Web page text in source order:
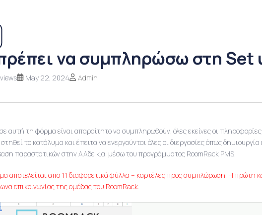
να συμπληρώσω στη Set
May 22, 2024 Admin
αυτή τη φόρμα είναι απαραίτητο να συμπληρωθούν, όλες εκείνες οι πληροφορίες
το κατάλυμα και έπειτα να ενεργούνται όλες οι διεργασίες όπως
παραστατικών στην ΑΑδε κ.α. μέσω του προγράμματος RoomRack PMS.
αποτελείται απο 11 διαφορετικά φύλλα – καρτέλες προς συμπλώρωση. Η πρώτη
επικοινωνίας της ομάδας του RoomRack.